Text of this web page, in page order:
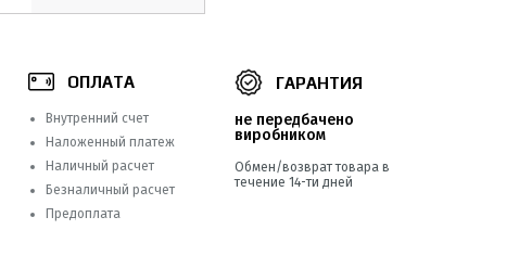
ОПЛАТА
Внутренний счет
Наложенный платеж
Наличный расчет
Безналичный расчет
Предоплата
ГАРАНТИЯ
не передбачено
виробником
Обмен/возврат товара в
течение 14-ти дней